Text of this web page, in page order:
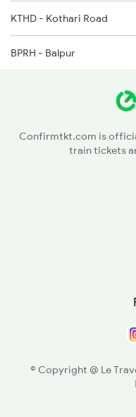
KTHD - Kothari Road
BPRH - Balpur
AKT - Akaltara
R - Raipur Jn
Confirmtkt.com is
train tickets
© Copyright @ Le